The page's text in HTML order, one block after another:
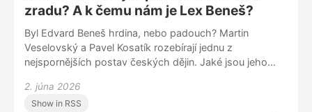
zradu? A k čemu nám je Lex Beneš?
Byl Edvard Beneš hrdina, nebo padouch? Martin
Veselovský a Pavel Kosatík rozebírají jednu z
nejspornějších postav českých dějin. Jaké jsou jeho
její selhání a proč si dodnes připomínáme jeho odkaz
zákonem známým jako Lex Beneš? A co kdyby po
2. júna 2026
Show in RSS